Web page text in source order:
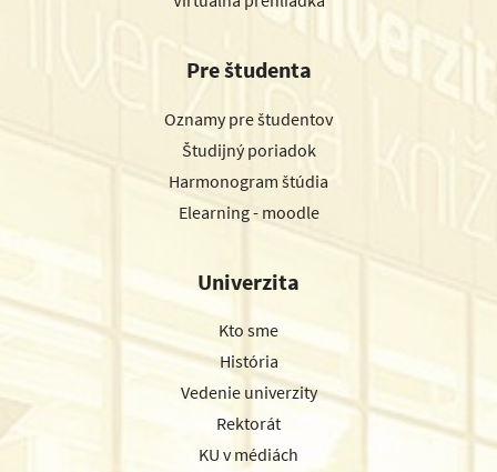
Pre študenta
Oznamy pre študentov
Študijný poriadok
Harmonogram štúdia
Elearning - moodle
Univerzita
Kto sme
História
Vedenie univerzity
Rektorát
KU v médiách